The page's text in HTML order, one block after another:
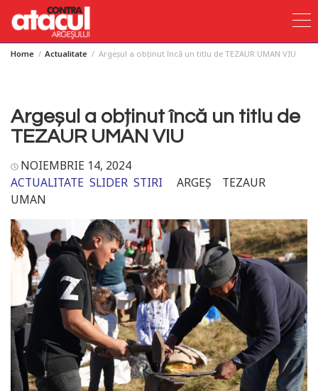
SkipHome Actualitate Argeșul a obținut încă un titlu de TEZAUR UMAN VIU
Argeșul a obținut încă un titlu de
TEZAUR UMAN VIU
NOIEMBRIE 14, 2024
ACTUALITATE SLIDER STIRI ARGEȘ
TEZAUR
UMAN